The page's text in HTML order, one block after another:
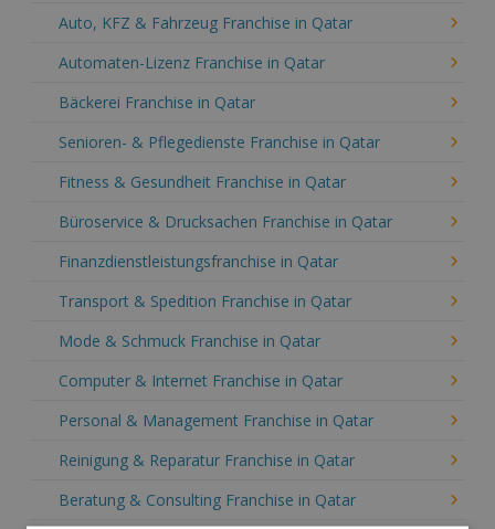
Auto, KFZ & Fahrzeug Franchise in Qatar
Automaten-Lizenz Franchise in Qatar
Bäckerei Franchise in Qatar
Senioren- & Pflegedienste Franchise in Qatar
Fitness & Gesundheit Franchise in Qatar
Büroservice & Drucksachen Franchise in Qatar
Finanzdienstleistungsfranchise in Qatar
Transport & Spedition Franchise in Qatar
Mode & Schmuck Franchise in Qatar
Computer & Internet Franchise in Qatar
Personal & Management Franchise in Qatar
Reinigung & Reparatur Franchise in Qatar
Beratung & Consulting Franchise in Qatar